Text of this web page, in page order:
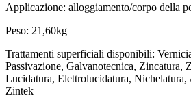
Applicazione: alloggiamento/corpo della
Peso: 21,60kg
Trattamenti superficiali disponibili:
Passivazione, Galvanotecnica, Zincatura,
Lucidatura, Elettrolucidatura, Nichelatura,
Zintek